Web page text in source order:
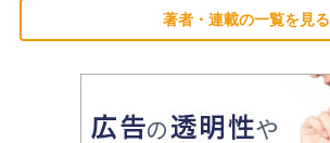
著者・連載の一覧を見る